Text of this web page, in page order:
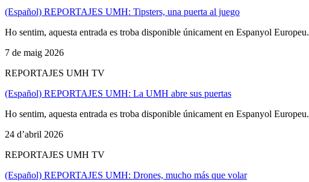
(Español) REPORTAJES UMH: Tipsters, una puerta al juego
Ho sentim, aquesta entrada es troba disponible únicament en Espanyol Europeu.
7 de maig 2026
REPORTAJES UMH TV
(Español) REPORTAJES UMH: La UMH abre sus puertas
Ho sentim, aquesta entrada es troba disponible únicament en Espanyol Europeu.
24 d’abril 2026
REPORTAJES UMH TV
(Español) REPORTAJES UMH: Drones, mucho más que volar